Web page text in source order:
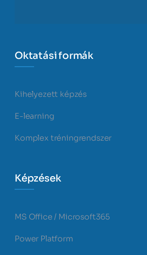
Oktatási formák
Kihelyezett képzés
E-learning
Komplex tréningrendszer
Képzések
MS Office / Microsoft365
Power Platform